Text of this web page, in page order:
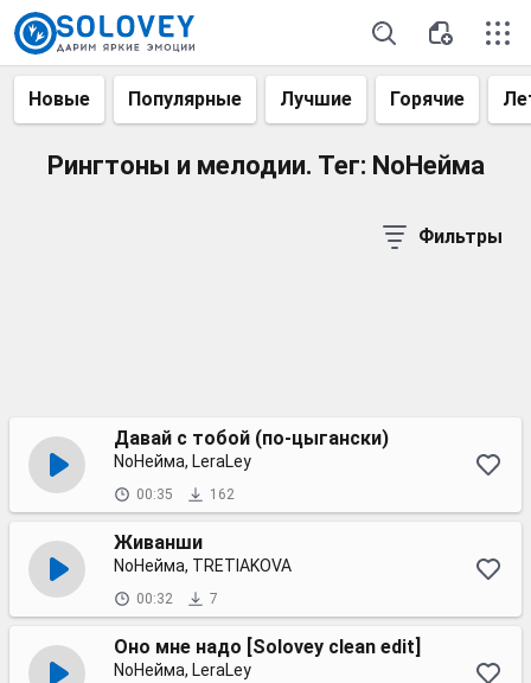
Новые Популярные Лучшие Горячие
Рингтоны и мелодии. Тег: NoНейма
Фильтры
Давай с тобой (по-цыгански)
NoНейма, LeraLey
00:35 162
Живанши
NoНейма, TRETIAKOVA
00:32 7
Оно мне надо [Solovey clean edit]
NoНейма, LeraLey